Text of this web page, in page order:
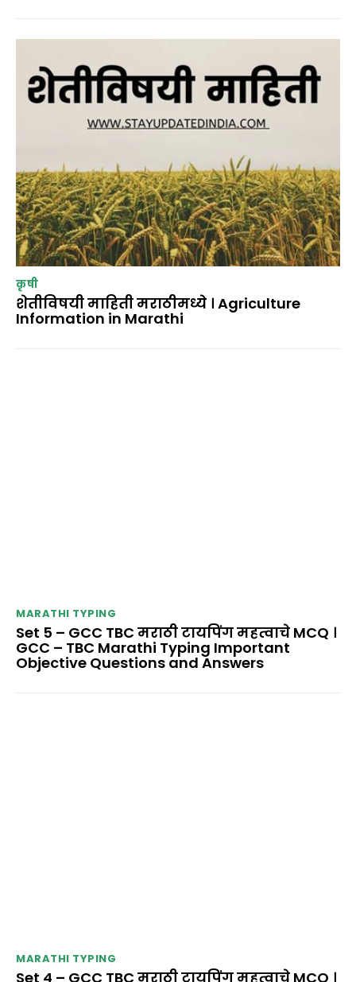
कृषी
शेतीविषयी माहिती मराठीमध्ये । Agriculture
Information in Marathi
MARATHI TYPING
Set 5 – GCC TBC मराठी टायपिंग महत्वाचे MCQ ।
GCC – TBC Marathi Typing Important
Objective Questions and Answers
MARATHI TYPING
Set 4 – GCC TBC मराठी टायपिंग महत्वाचे MCQ ।